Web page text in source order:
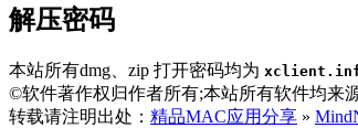
解压密码
本站所有dmg、zip 打开密码均为
©软件著作权归作者所有;本站所有软件均来
转载请注明出处： 精品MAC应用分享 »